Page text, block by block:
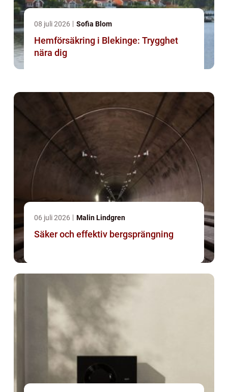
08 juli 2026 Sofia Blom
Hemförsäkring i Blekinge: Trygghet
nära dig
06 juli 2026 Malin Lindgren
Säker och effektiv bergsprängning